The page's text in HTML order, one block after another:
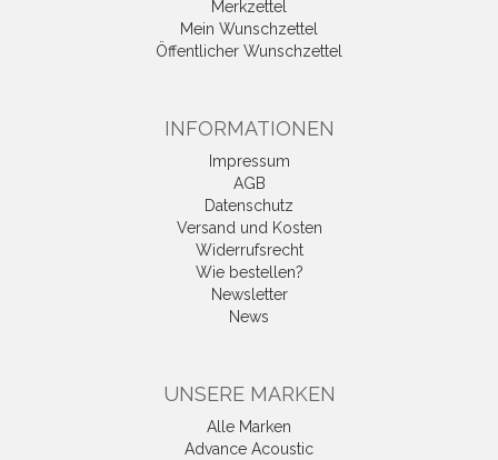
Merkzettel
Mein Wunschzettel
Öffentlicher Wunschzettel
INFORMATIONEN
Impressum
AGB
Datenschutz
Versand und Kosten
Widerrufsrecht
Wie bestellen?
Newsletter
News
UNSERE MARKEN
Alle Marken
Advance Acoustic